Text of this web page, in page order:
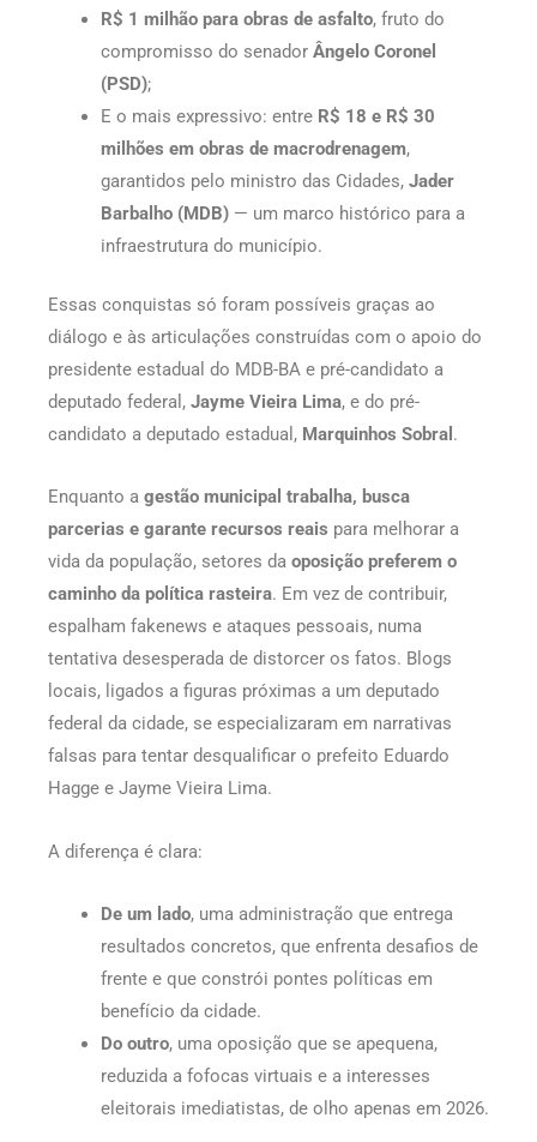
R$ 1 milhão para obras de asfalto, fruto do
compromisso do senador Ângelo Coronel
(PSD);
E o mais expressivo: entre R$ 18 e R$ 30
milhões em obras de macrodrenagem,
garantidos pelo ministro das Cidades, Jader
Barbalho (MDB)— um marco histórico para a
infraestrutura do município.
Essas conquistas só foram possíveis graças ao
diálogo e às articulações construídas com o apoio do
presidente estadual do MDB-BA e pré-candidato a
deputado federal, Jayme Vieira Lima, e do pré-
candidato a deputado estadual, Marquinhos Sobral .
Enquanto a gestão municipal trabalha, busca
parcerias e garante recursos reais para melhorar a
vida da população, setores da oposição preferem o
caminho da política rasteira. Em vez de contribuir,
espalham fakenews e ataques pessoais, numa
tentativa desesperada de distorcer os fatos. Blogs
locais, ligados a figuras próximas a um deputado
federal da cidade, se especializaram em narrativas
falsas para tentar desqualificar o prefeito Eduardo
Hagge e Jayme Vieira Lima.
A diferença é clara:
De um lado, uma administração que entrega
resultados concretos, que enfrenta desafios de
frente e que constrói pontes políticas em
benefício da cidade.
Do outro, uma oposição que se apequena,
reduzida a fofocas virtuais e a interesses
eleitorais imediatistas, de olho apenas em 2026.